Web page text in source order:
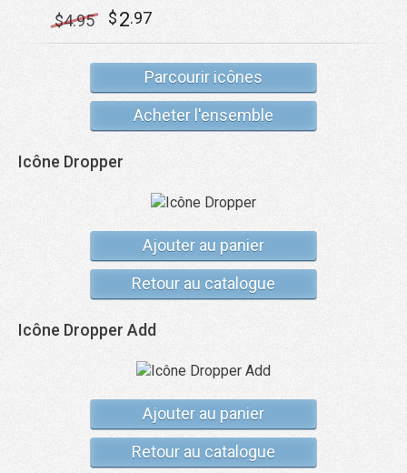
$4.95 $2.97
Parcourir icônes
Acheter l'ensemble
Icône Dropper
Ajouter au panier
Retour au catalogue
Icône Dropper Add
Ajouter au panier
Retour au catalogue